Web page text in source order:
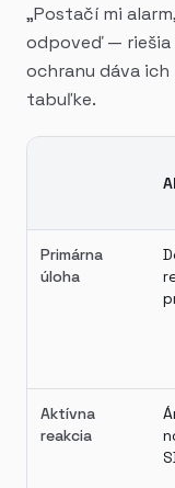
„Postačí mi
odpoveď — riešia
ochranu dáva
tabuľke.
Primárna
úloha
Aktívna
reakcia